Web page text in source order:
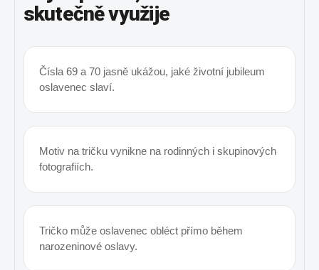
skutečně využije
Čísla 69 a 70 jasně ukážou, jaké životní jubileum
oslavenec slaví.
Motiv na tričku vynikne na rodinných i skupinových
fotografiích.
Tričko může oslavenec obléct přímo během
narozeninové oslavy.